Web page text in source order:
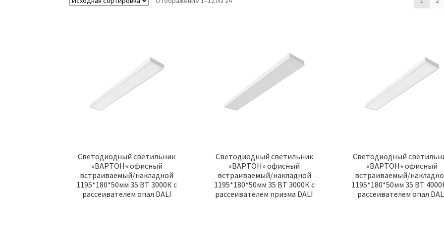
Светодиодный светильник
«ВАРТОН» офисный
встраиваемый/накладной
1195*180*50мм 35 ВТ 3000К с
рассеивателем опал DALI
Светодиодный светильник
«ВАРТОН» офисный
встраиваемый/накладной
1195*180*50мм 35 ВТ 3000К с
рассеивателем призма DALI
Светодиодный
«ВАРТОН» офисный
встраиваемый/
1195*180*50мм 35 ВТ
рассеивателем опал